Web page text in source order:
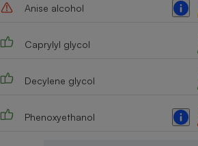
Anise alcohol
Caprylyl glycol
Decylene glycol
Phenoxyethanol